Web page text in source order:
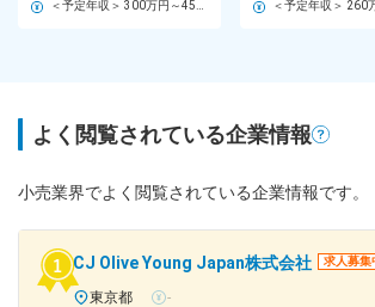
よく閲覧されている企業情報
小売業界でよく閲覧されている企業情報です。
CJ Olive Young Japan株式会社 求人募集
東京都 -